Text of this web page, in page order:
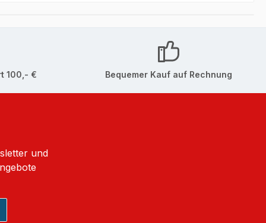
100,- € Bequemer Kauf auf Rechnung
und